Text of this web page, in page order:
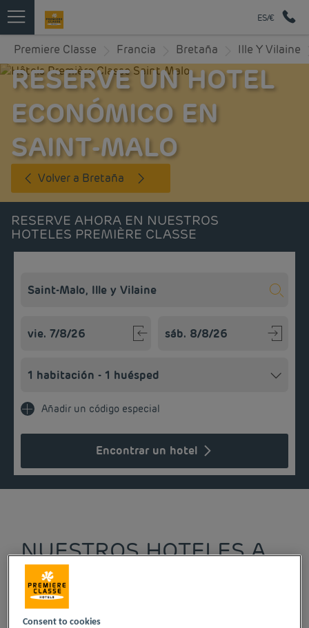
ES/€
Premiere Classe Francia Bretaña Ille Y Vilaine
RESERVE UN HOTEL
ECONÓMICO EN
SAINT-MALO
Volver a Bretaña
RESERVE AHORA EN NUESTROS
HOTELES PREMIÈRE CLASSE
Encontrar un hotel
Añadir un código especial
NUESTROS HOTELES A
PRECIOS BAJOS EN
SAINT-MALO
Consent to cookies